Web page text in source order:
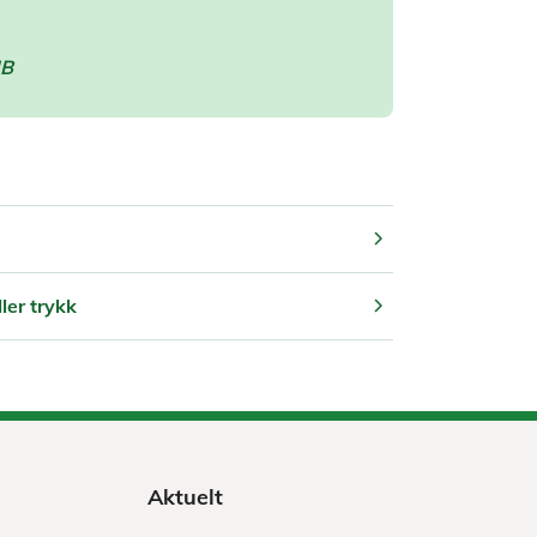
chevron_right
trykk chevron_right
Aktuelt